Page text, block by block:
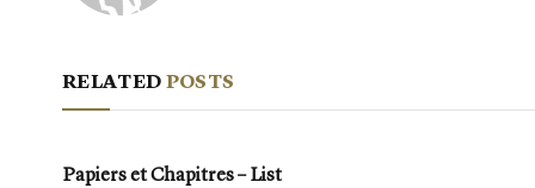
RELATEDPOSTS
Papiers et Chapitres – List